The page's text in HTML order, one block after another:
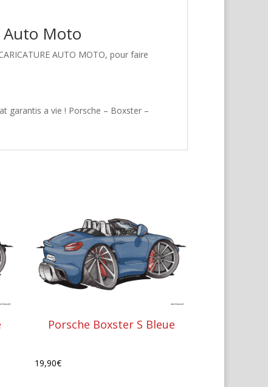
Auto Moto
AUTO MOTO, pour faire
garantis a vie ! Porsche – Boxster –
Porsche Boxster S Bleue
19,90€